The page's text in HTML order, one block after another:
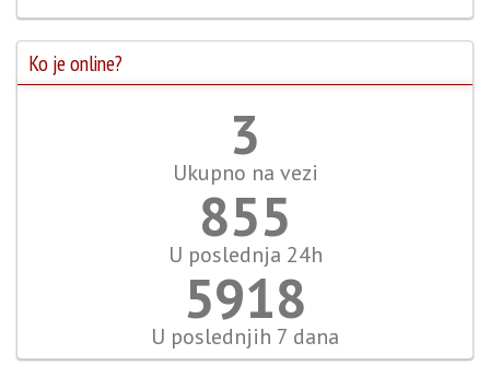
Ko je online?
4
Ukupno na vezi
987
U poslednja 24h
6828
U poslednjih 7 dana